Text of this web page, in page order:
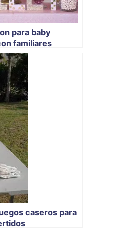
para baby
familiares
caseros para